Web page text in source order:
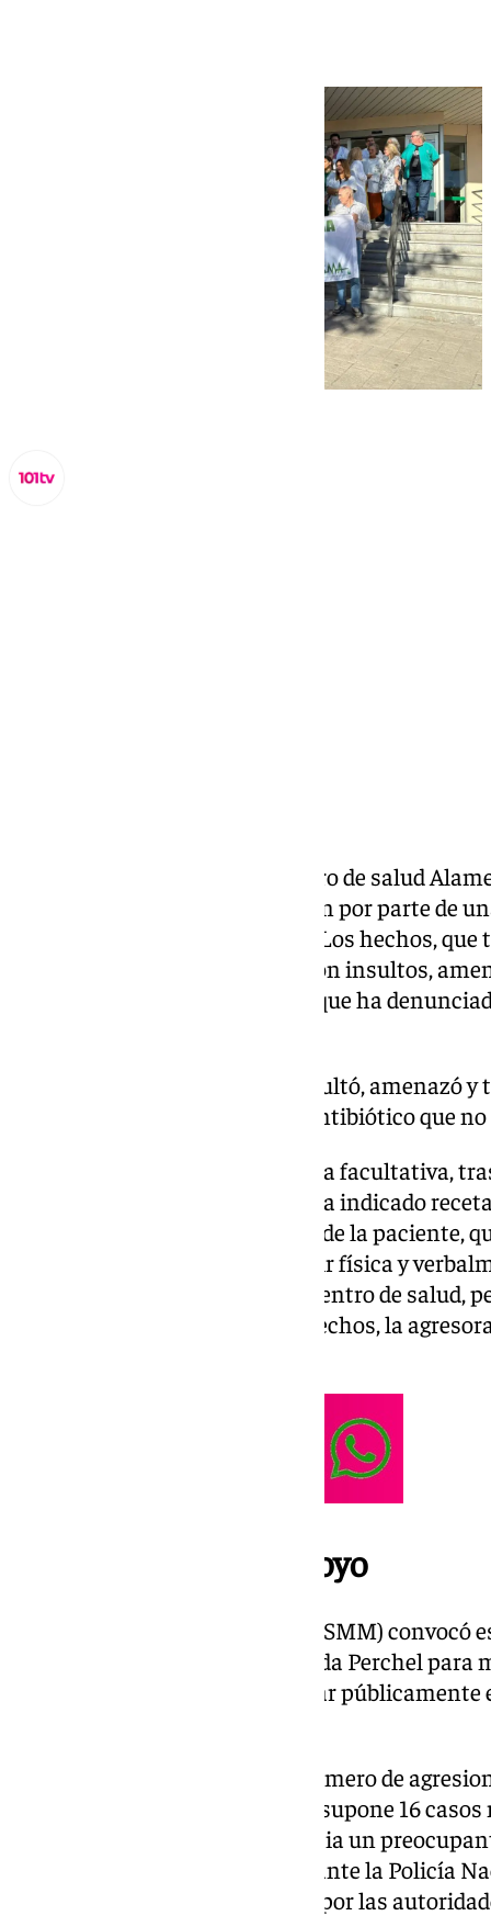
Una médica de familia del centro de salud
de octubre una violenta agresión por parte de
prescripción de un antibiótico. Los hechos,
consulta médica, se saldaron con insultos,
pelo a la profesional sanitaria, que ha
Una paciente abofeteó, insultó, amenazó
tras negarse a recetar un antibiótico que
La agresión se produjo cuando la facultativa,
usuaria, consideró que no estaba indicado
decisión médica desató la furia de la paciente,
familiar y que no dudó en agredir física y
activó el botón antipánico del centro de salud,
seguridad llegó al lugar de los hechos, la
Concentración de apoyo
El Sindicato Médico de Málaga (SMM)
frente al centro de salud Alameda Perchel para
compañera agredida y denunciar
Este nuevo caso eleva a 46 el número de
de Málaga durante 2025, lo que supone 16
incremento del 35% que evidencia un
ámbito sanitario. La denuncia ante la Policía
el caso está siendo investigado por las